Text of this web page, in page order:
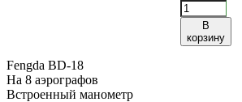
В
корзину
Fengda BD-18
На 8 аэрографов
Встроенный манометр